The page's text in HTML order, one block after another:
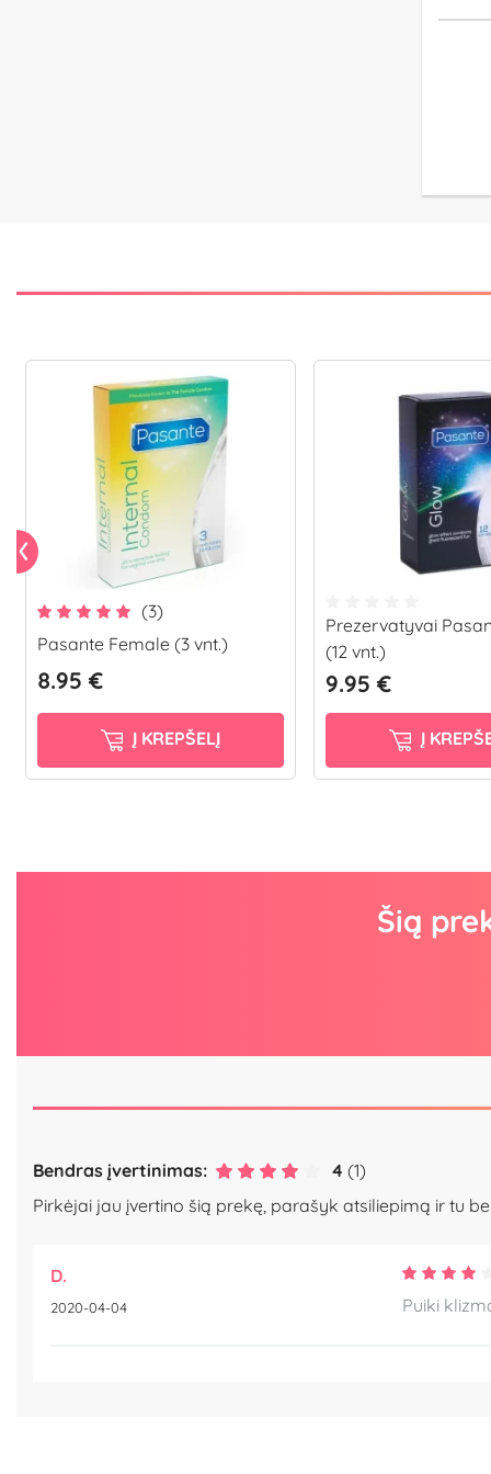
(3)
Pasante Female (3 vnt.)
8.95 €
Į KREPŠELĮ
Prezervatyvai
(12 vnt.)
9.95 €
Į
Šią
Bendras įvertinimas: 4 (1)
Pirkėjai jau įvertino šią prekę, parašyk atsiliepimą ir tu
D.
2020-04-04 Puiki